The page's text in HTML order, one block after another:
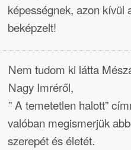
képességnek, azon kívül
beképzelt!
Nem tudom ki látta
Nagy Imréről,
” A temetetlen halott”
valóban megismerjük
szerepét és életét.